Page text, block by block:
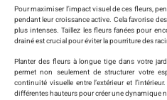
Pour maximiser l’impact visuel de ces fleurs,
pendant leur croissance active. Cela favorise
plus intenses. Taillez les fleurs fanées pour
drainé est crucial pour éviter la pourriture des
Planter des fleurs à longue tige dans votre
permet non seulement de structurer votre
continuité visuelle entre l’extérieur et
différentes hauteurs pour créer une dynamique